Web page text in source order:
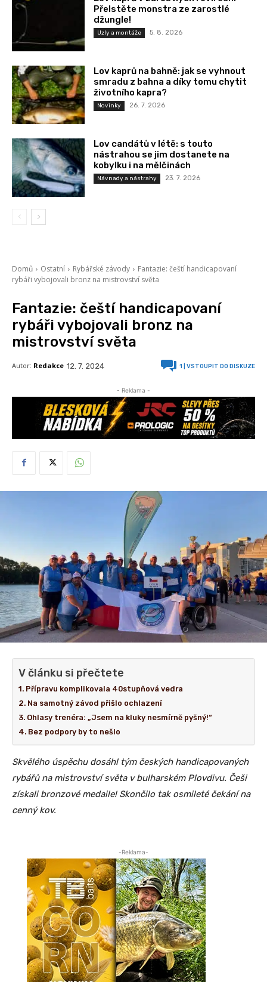
Přelstěte monstra ze zarostlé
džungle!
Uzly a montáže 5. 8. 2026
Lov kaprů na bahně: jak se vyhnout
smradu z bahna a díky tomu chytit
životního kapra?
Novinky 26. 7. 2026
Lov candátů v létě: s touto
nástrahou se jim dostanete na
kobylku i na mělčinách
Návnady a nástrahy 23. 7. 2026